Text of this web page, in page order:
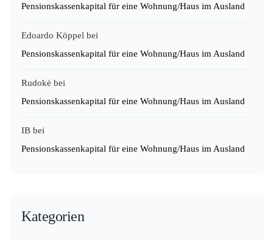
Pensionskassenkapital für eine Wohnung/Haus im Ausland
Edoardo Köppel bei
Pensionskassenkapital für eine Wohnung/Haus im Ausland
Rudokė bei
Pensionskassenkapital für eine Wohnung/Haus im Ausland
IB bei
Pensionskassenkapital für eine Wohnung/Haus im Ausland
Kategorien